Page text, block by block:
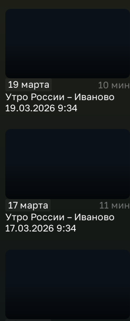
19 марта
10 мин
Утро России – Иваново
19.03.2026 9:34
17 марта
11 мин
Утро России – Иваново
17.03.2026 9:34